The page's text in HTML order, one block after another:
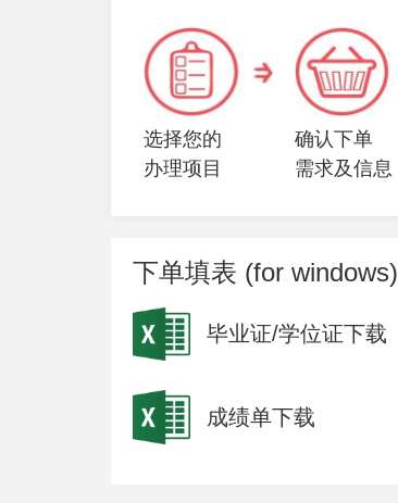
选择您的
办理项目
确认下单
需求及信息
下单填表 (for windows)
毕业证/学位证下载
成绩单下载